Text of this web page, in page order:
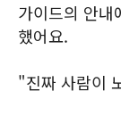
가이드의 안내
했어요.
"진짜 사람이